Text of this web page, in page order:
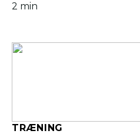
2 min
TRÆNING